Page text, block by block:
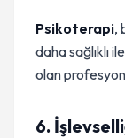
Psikoterapi,
daha sağlıklı
olan
6.